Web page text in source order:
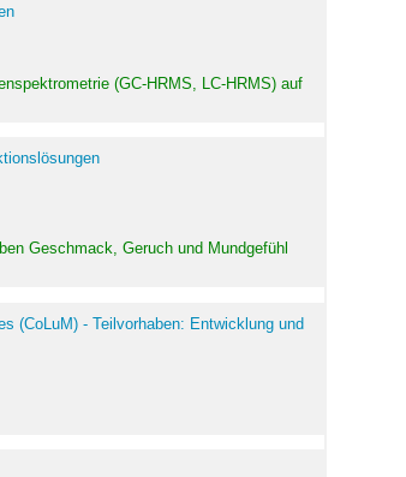
(GC-HRMS, LC-HRMS) auf
Geschmack, Geruch und Mundgefühl
(CoLuM) - Teilvorhaben: Entwicklung und